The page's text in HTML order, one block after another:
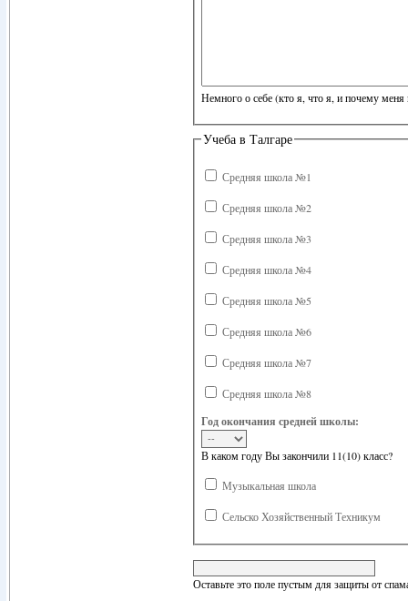
Немного о себе (кто я, что я, и почему
Учеба в Талгаре
Средняя школа №1
Средняя школа №2
Средняя школа №3
Средняя школа №4
Средняя школа №5
Средняя школа №6
Средняя школа №7
Средняя школа №8
Год окончания средней школы:
В каком году Вы закончили 11(10) класс?
Музыкальная школа
Сельско Хозяйственный Техникум
Оставьте это поле пустым для защиты от